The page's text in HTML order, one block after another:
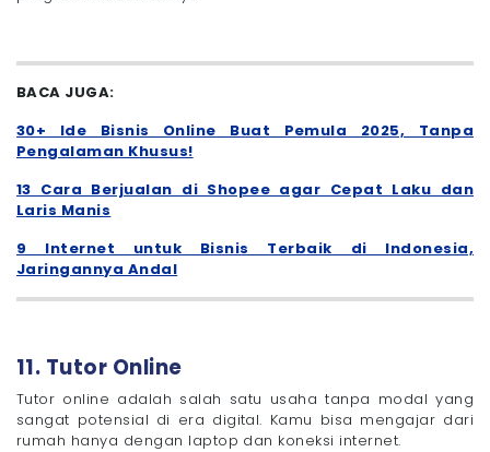
BACA JUGA:
30+ Ide Bisnis Online Buat Pemula 2025, Tanpa
Pengalaman Khusus!
13 Cara Berjualan di Shopee agar Cepat Laku dan
Laris Manis
9 Internet untuk Bisnis Terbaik di Indonesia,
Jaringannya Andal
11. Tutor Online
Tutor online adalah salah satu usaha tanpa modal yang
sangat potensial di era digital. Kamu bisa mengajar dari
rumah hanya dengan laptop dan koneksi internet.